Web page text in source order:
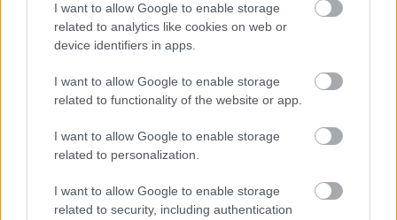
I want to allow Google to enable storage
related to analytics like cookies on web or
device identifiers in apps.
I want to allow Google to enable storage
related to functionality of the website or app.
I want to allow Google to enable storage
related to personalization.
I want to allow Google to enable storage
related to security, including authentication
π.μ.)
Η ευκαιρία να αναπτυχθούν και να αναπτυχθούν
με την εταιρεία – το ποσοστό των εσωτερικών
προωθήσεων τους είναι πάνω από 90%!
Μπορείτε να κάνετε άμεσα την αίτηση σας για τη
εδώ